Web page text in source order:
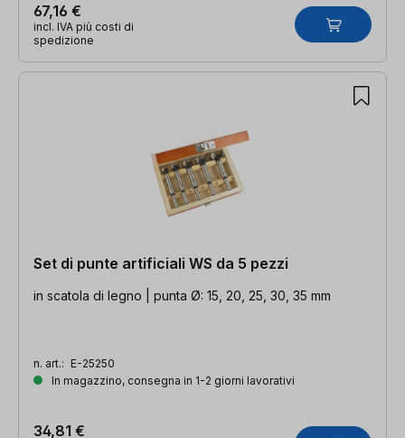
67,16 €
incl. IVA più costi di
spedizione
Set di punte artificiali WS da 5 pezzi
in scatola di legno | punta Ø: 15, 20, 25, 30, 35 mm
n. art.: E-25250
In magazzino, consegna in 1-2 giorni lavorativi
34,81 €